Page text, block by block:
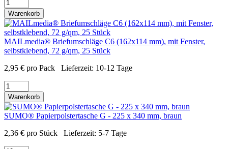
Warenkorb
MAILmedia® Briefumschläge C6 (162x114 mm), mit Fenster,
selbstklebend, 72 g/qm, 25 Stück
2,95 € pro Pack Lieferzeit: 10-12 Tage
Warenkorb
SUMO® Papierpolstertasche G - 225 x 340 mm, braun
2,36 € pro Stück Lieferzeit: 5-7 Tage